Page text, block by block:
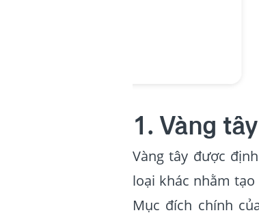
1. Vàng
Vàng tây được
loại khác nhằm
Mục đích chính